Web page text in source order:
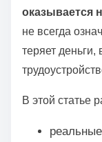
оказывается
не всегда
теряет деньги,
В этой статье